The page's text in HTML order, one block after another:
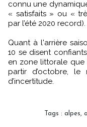
connu une
« satisfaits » ou «
par l’été 2020 record).
Quant à l'arrière
10 se disent
en zone littorale que
partir d’octobre, le
d’incertitude.
Tags : alpes,